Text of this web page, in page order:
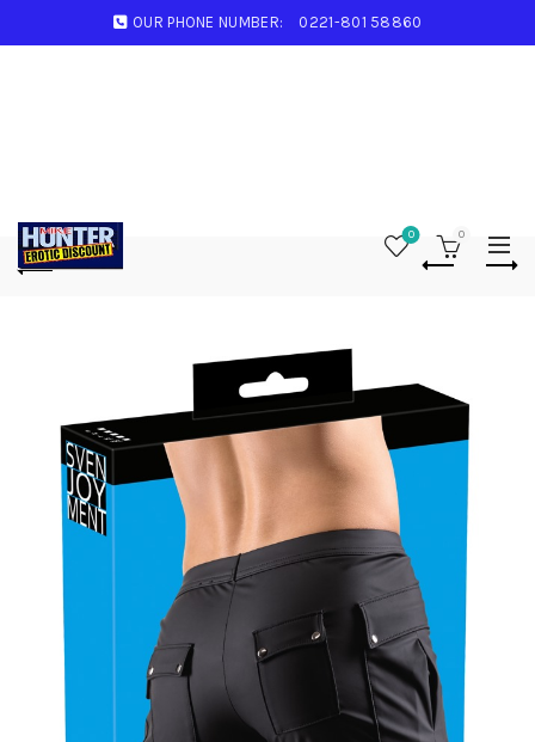
OUR PHONE NUMBER: 0221-801 58860
0 0